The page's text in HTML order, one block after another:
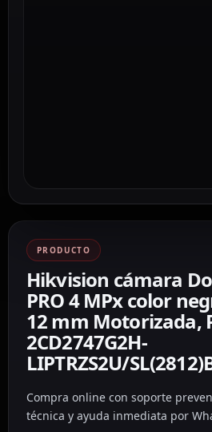
PRODUCTO
Hikvision cámara
PRO 4 MPx color
12 mm Motorizada,
2CD2747G2H-
LIPTRZS2U/
Compra online con soporte
técnica y ayuda inmediata por